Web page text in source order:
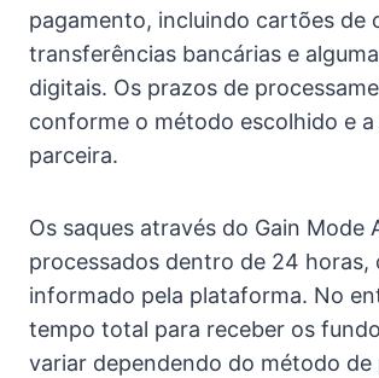
pagamento, incluindo cartões de
transferências bancárias e
digitais. Os prazos de
conforme o método escolhido e
parceira.
Os saques através do Gain Mode
processados dentro de 24 horas,
informado pela plataforma. No
tempo total para receber os
variar dependendo do método de